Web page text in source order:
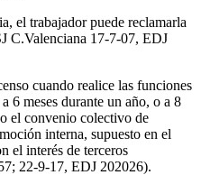
el trabajador puede reclamarla
C.Valenciana 17-7-07, EDJ
cuando realice las funciones
6 meses durante un año, o a 8
el convenio colectivo de
interna, supuesto en el
el interés de terceros
22-9-17, EDJ 202026).